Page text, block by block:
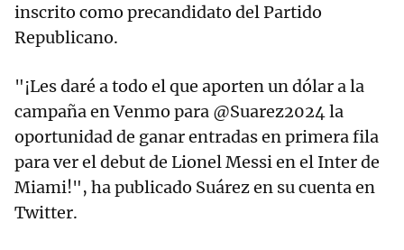
inscrito como precandidato del Partido
Republicano.
"¡Les daré a todo el que aporten un dólar a la
campaña en Venmo para @Suarez2024 la
oportunidad de ganar entradas en primera fila
para ver el debut de Lionel Messi en el Inter de
Miami!", ha publicado Suárez en su cuenta en
Twitter.